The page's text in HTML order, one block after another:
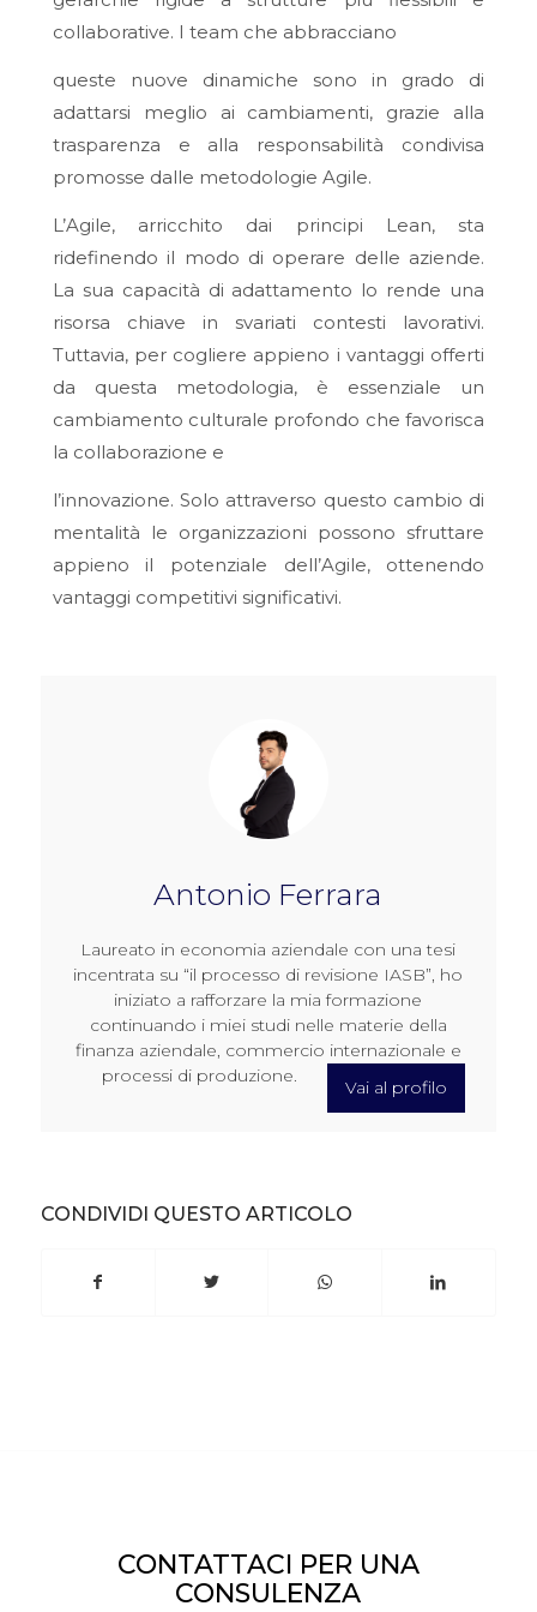
collaborative. I team che abbracciano
queste nuove dinamiche sono in grado di
adattarsi meglio ai cambiamenti, grazie alla
trasparenza e alla responsabilità condivisa
promosse dalle metodologie Agile.
L’Agile, arricchito dai principi Lean, sta
ridefinendo il modo di operare delle aziende.
La sua capacità di adattamento lo rende una
risorsa chiave in svariati contesti lavorativi.
Tuttavia, per cogliere appieno i vantaggi offerti
da questa metodologia, è essenziale un
cambiamento culturale profondo che favorisca
la collaborazione e
l’innovazione. Solo attraverso questo cambio di
mentalità le organizzazioni possono sfruttare
appieno il potenziale dell’Agile, ottenendo
vantaggi competitivi significativi.
Antonio Ferrara
Laureato in economia aziendale con una tesi
incentrata su “il processo di revisione IASB”, ho
iniziato a rafforzare la mia formazione
continuando i miei studi nelle materie della
finanza aziendale, commercio internazionale e
processi di produzione.
Vai al profilo
CONDIVIDI QUESTO ARTICOLO
CONTATTACI PER UNA
CONSULENZA